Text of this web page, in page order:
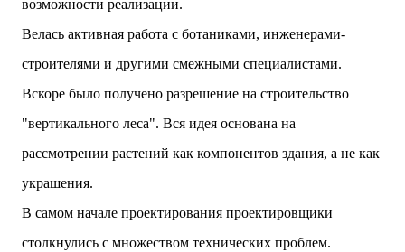
возможности реализации.
Велась активная работа с ботаниками, инженерами-
строителями и другими смежными специалистами.
Вскоре было получено разрешение на строительство
"вертикального леса". Вся идея основана на
рассмотрении растений как компонентов здания, а не как
украшения.
В самом начале проектирования проектировщики
столкнулись с множеством технических проблем.